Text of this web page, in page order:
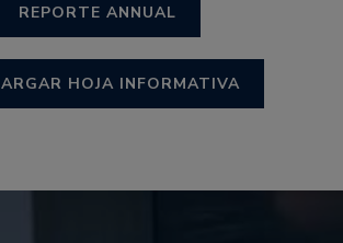
REPORTE ANNUAL
HOJA INFORMATIVA